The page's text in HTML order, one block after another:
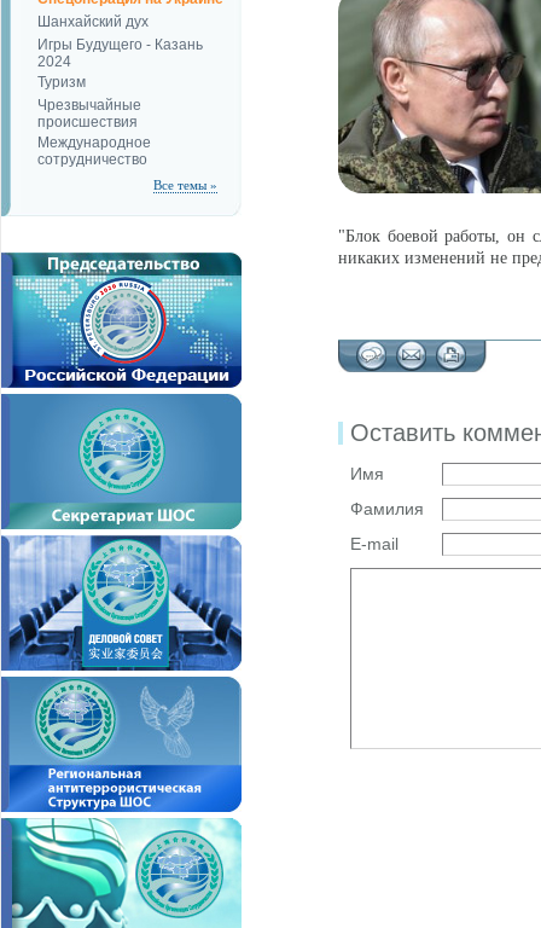
Шанхайский дух
Игры Будущего - Казань
2024
Туризм
Чрезвычайные
происшествия
Международное
сотрудничество
Все темы »
"Блок боевой работы, он
никаких изменений не
Оставить
Имя
Фамилия
E-mail